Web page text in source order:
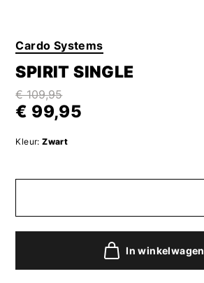
Cardo Systems
SPIRIT SINGLE
€ 109,95
€ 99,95
Kleur: Zwart
In winkelwagen